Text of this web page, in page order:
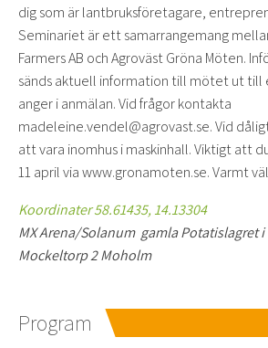
dig som är lantbruksföretagare,
Seminariet är ett samarrangemang
Farmers AB och Agroväst Gröna Möten.
sänds aktuell information till mötet ut till
anger i anmälan. Vid frågor kontakta
madeleine.vendel@agrovast.se. Vid
att vara inomhus i maskinhall. Viktigt att
11 april via www.gronamoten.se. Varmt
Koordinater 58.61435, 14.13304
MX Arena/Solanum gamla Potatislagret
Mockeltorp 2 Moholm
Program